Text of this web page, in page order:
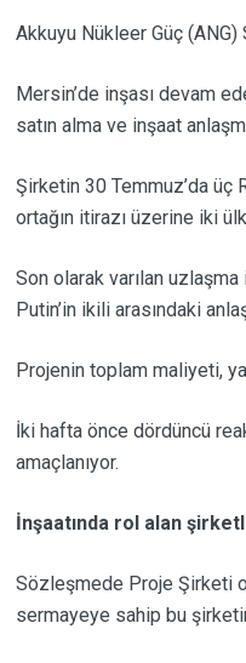
Güneş Enerjisi Haberleri
Hidroenerji Haberleri
Akkuyu Nükleer Güç (ANG)
Mersin’de inşası devam
satın alma ve inşaat
Şirketin 30 Temmuz’da üç
ortağın itirazı üzerine iki
Son olarak varılan
Putin’in ikili arasındaki
Projenin toplam maliyeti,
İki hafta önce dördüncü
amaçlanıyor.
İnşaatında rol alan
Sözleşmede Proje Şirketi
sermayeye sahip bu